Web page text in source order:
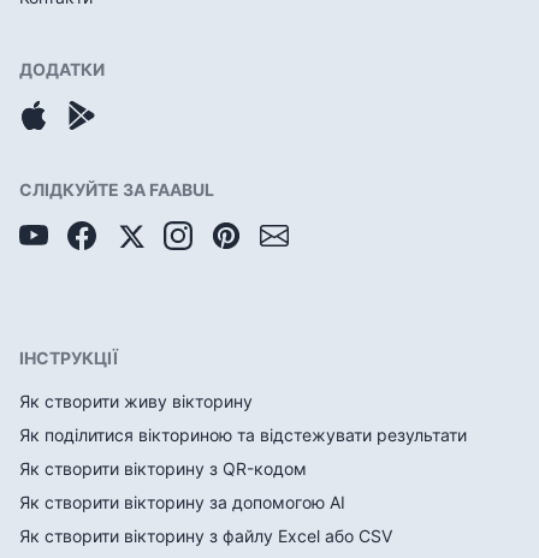
ДОДАТКИ
СЛІДКУЙТЕ ЗА FAABUL
ІНСТРУКЦІЇ
Як створити живу вікторину
Як поділитися вікториною та відстежувати результати
Як створити вікторину з QR-кодом
Як створити вікторину за допомогою AI
Як створити вікторину з файлу Excel або CSV